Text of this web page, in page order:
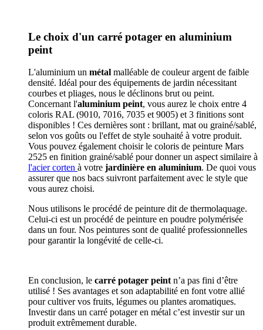
Le choix d'un carré potager en aluminium
peint
L'aluminium un métal malléable de couleur argent de faible
densité. Idéal pour des équipements de jardin nécessitant
courbes et pliages, nous le déclinons brut ou peint.
Concernant l'aluminium peint, vous aurez le choix entre 4
coloris RAL (9010, 7016, 7035 et 9005) et 3 finitions sont
disponibles ! Ces dernières sont : brillant, mat ou grainé/sablé,
selon vos goûts ou l'effet de style souhaité à votre produit.
Vous pouvez également choisir le coloris de peinture Mars
2525 en finition grainé/sablé pour donner un aspect similaire à
l'acier corten à votre jardinière en aluminium. De quoi vous
assurer que nos bacs suivront parfaitement avec le style que
vous aurez choisi.
Nous utilisons le procédé de peinture dit de thermolaquage.
Celui-ci est un procédé de peinture en poudre polymérisée
dans un four. Nos peintures sont de qualité professionnelles
pour garantir la longévité de celle-ci.
En conclusion, le carré potager peintn’a pas fini d’être
utilisé ! Ses avantages et son adaptabilité en font votre allié
pour cultiver vos fruits, légumes ou plantes aromatiques.
Investir dans un carré potager en métal c’est investir sur un
produit extrêmement durable.